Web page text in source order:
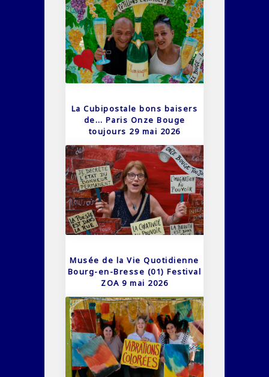
La Cubipostale bons baisers
de… Paris Onze Bouge
toujours 29 mai 2026
Musée de la Vie Quotidienne
Bourg-en-Bresse (01) Festival
ZOA 9 mai 2026